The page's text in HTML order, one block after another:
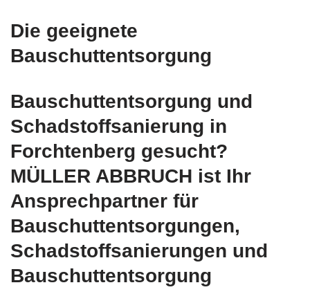
Die geeignete
Bauschuttentsorgung
Bauschuttentsorgung und
Schadstoffsanierung in
Forchtenberg gesucht?
MÜLLER ABBRUCH ist Ihr
Ansprechpartner für
Bauschuttentsorgungen,
Schadstoffsanierungen und
Bauschuttentsorgung